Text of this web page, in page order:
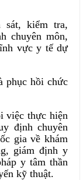
sát, kiểm tra,
chuyên môn,
vực y tế dự
phục hồi chức
việc thực hiện
định chuyên
gia về khám
giám định y
y tâm thần
kỹ thuật.